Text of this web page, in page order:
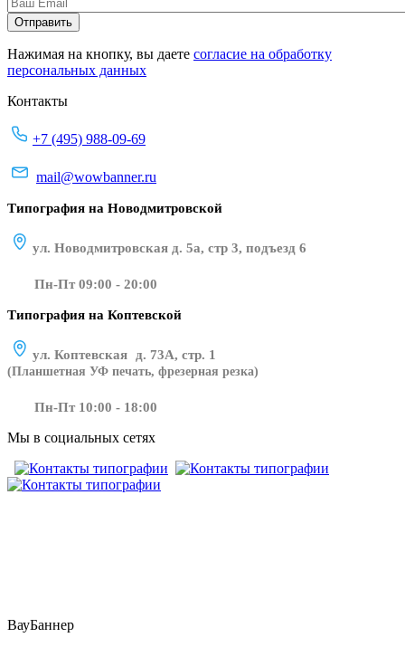
Нажимая на кнопку, вы даете согласие на обработку
персональных данных
Контакты
+7 (495) 988-09-69
mail@wowbanner.ru
Типография на Новодмитровской
ул. Новодмитровская д. 5а, стр 3, подъезд 6
Пн-Пт 09:00 - 20:00
Типография на Коптевской
ул. Коптевская д. 73А, стр. 1
(Планшетная УФ печать, фрезерная резка)
Пн-Пт 10:00 - 18:00
Мы в социальных сетях
ВауБаннер